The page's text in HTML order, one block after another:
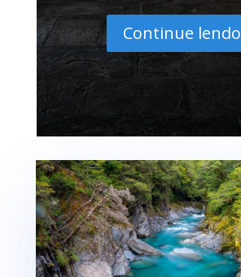
Continue lendo